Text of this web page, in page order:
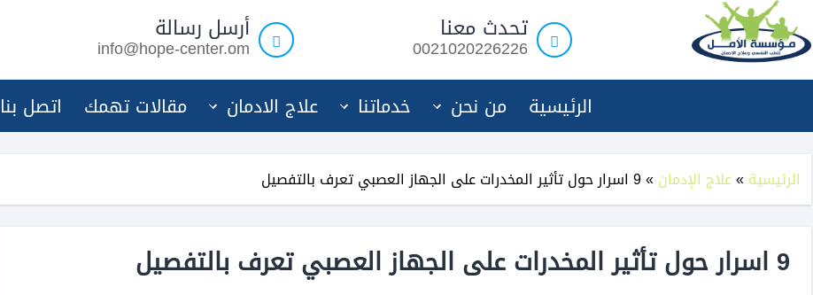
لعلاج
الادمان
تحدث معنا
0021020226226
أرسل رسالة
info@hope-center.om
الرئيسية من نحن خدماتنا علاج الادمان مقالات تهمك اتصل بنا
الرئيسية»علاج الإدمان»9 اسرار حول تأثير المخدرات على الجهاز العصبي تعرف بالتفصيل
9 اسرار حول تأثير المخدرات على الجهاز العصبي تعرف بالتفصيل